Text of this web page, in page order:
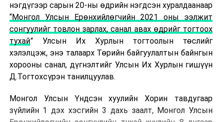
нэгдүгээр сарын 20-ны өдрийн нэгдсэн хуралдаанаар
“Монгол Улсын Ерөнхийлөгчийн 2021 оны ээлжит
сонгуулийг товлон зарлах, санал авах өдрийг тогтоох
тухай” Улсын Их Хурлын тогтоолын төслийг
хэлэлцэж, энэ талаарх Төрийн байгуулалтын байнгын
хорооны санал, дүгнэлтийг Улсын Их Хурлын гишүүн
Д.Тогтохсүрэн танилцуулав.
Монгол Улсын Үндсэн хуулийн Хорин тавдугаар
зүйлийн 1 дэх хэсгийн 3 дахь заалт, Монгол Улсын